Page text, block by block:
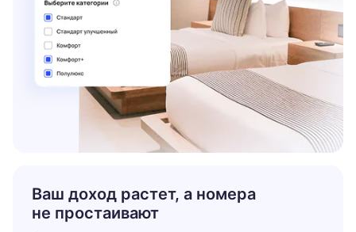
Ваш доход растет, а номера
не простаивают